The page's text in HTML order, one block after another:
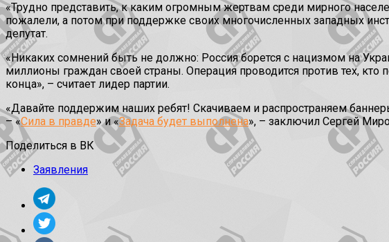
«Трудно представить, к каким огромным жертвам среди мирного
пожалели, а потом при поддержке своих многочисленных западных
депутат.
«Никаких сомнений быть не должно: Россия борется с нацизмом на
миллионы граждан своей страны. Операция проводится против тех,
конца», – считает лидер партии.
«Давайте поддержим наших ребят! Скачиваем и распространяем
– «Сила в правде» и «Задача будет выполнена», – заключил Сергей
Поделиться в ВК
Заявления